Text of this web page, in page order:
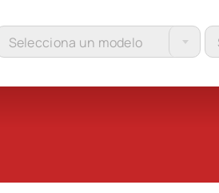
Selecciona un modelo